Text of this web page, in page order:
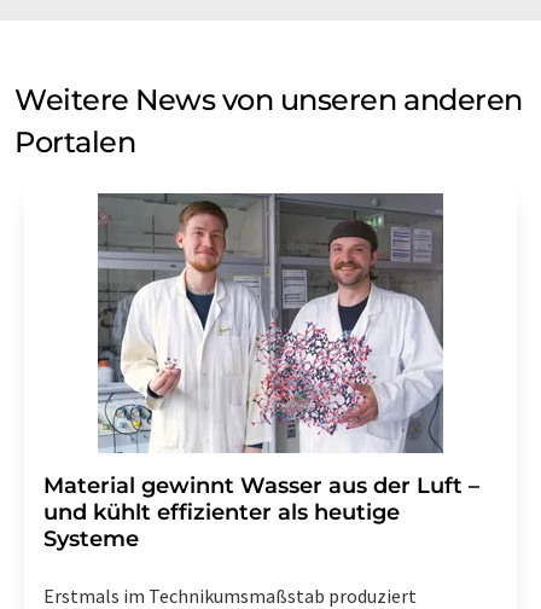
Weitere News von unseren anderen
Portalen
Material gewinnt Wasser aus der Luft –
und kühlt effizienter als heutige
Systeme
Erstmals im Technikumsmaßstab produziert